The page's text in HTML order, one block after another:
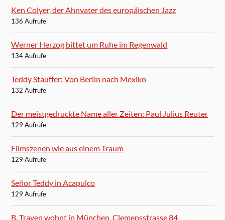
Ken Colyer, der Ahnvater des europäischen Jazz
136 Aufrufe
Werner Herzog bittet um Ruhe im Regenwald
134 Aufrufe
Teddy Stauffer: Von Berlin nach Mexiko
132 Aufrufe
Der meistgedruckte Name aller Zeiten: Paul Julius Reuter
129 Aufrufe
Filmszenen wie aus einem Traum
129 Aufrufe
Señor Teddy in Acapulco
129 Aufrufe
B. Traven wohnt in München, Clemensstrasse 84